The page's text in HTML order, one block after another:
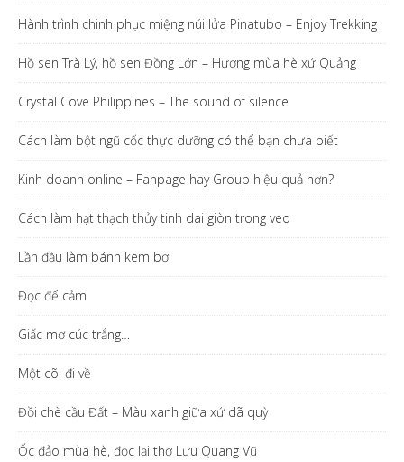
Hành trình chinh phục miệng núi lửa Pinatubo – Enjoy Trekking
Hồ sen Trà Lý, hồ sen Đồng Lớn – Hương mùa hè xứ Quảng
Crystal Cove Philippines – The sound of silence
Cách làm bột ngũ cốc thực dưỡng có thể bạn chưa biết
Kinh doanh online – Fanpage hay Group hiệu quả hơn?
Cách làm hạt thạch thủy tinh dai giòn trong veo
Lần đầu làm bánh kem bơ
Đọc để cảm
Giấc mơ cúc trắng…
Một cõi đi về
Đồi chè cầu Đất – Màu xanh giữa xứ dã quỳ
Ốc đảo mùa hè, đọc lại thơ Lưu Quang Vũ